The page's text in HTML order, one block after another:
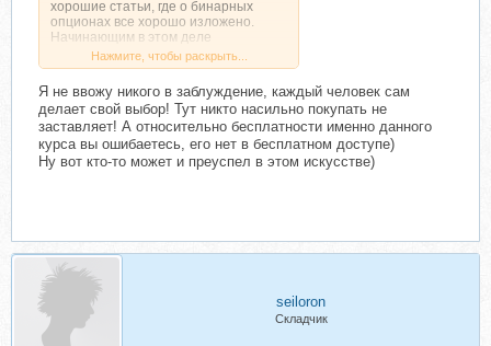
хорошие статьи, где о бинарных
опционах все хорошо изложено.
Начинающим в этом деле
рекомендую ознакомиться здесь
Скрытый текст. Доступен только
зарегистрированным
пользователям.
. Риски большие, по-этому нужно
Нажмите, чтобы раскрыть...
Я не ввожу никого в заблуждение, каждый человек сам
делает свой выбор! Тут никто насильно покупать не
заставляет! А относительно бесплатности именно данного
курса вы ошибаетесь, его нет в бесплатном доступе)
Ну вот кто-то может и преуспел в этом искусстве)
seiloron
Складчик